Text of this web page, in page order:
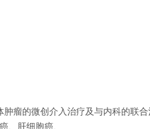
瘤的微创介入治疗及与内科的联合
、肝细胞癌、